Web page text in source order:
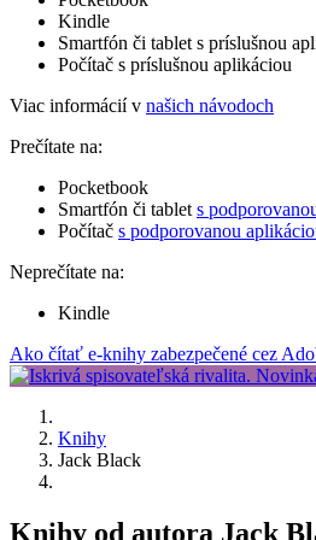
Kindle
Smartfón či tablet s príslušnou
Počítač s príslušnou aplikáciou
Viac informácií v našich návodoch
Prečítate na:
Pocketbook
Smartfón či tablet s
Počítač s podporovanou
Neprečítate na:
Kindle
Ako čítať e-knihy zabezpečené cez
Knihy
Jack Black
Knihy od autora Jack